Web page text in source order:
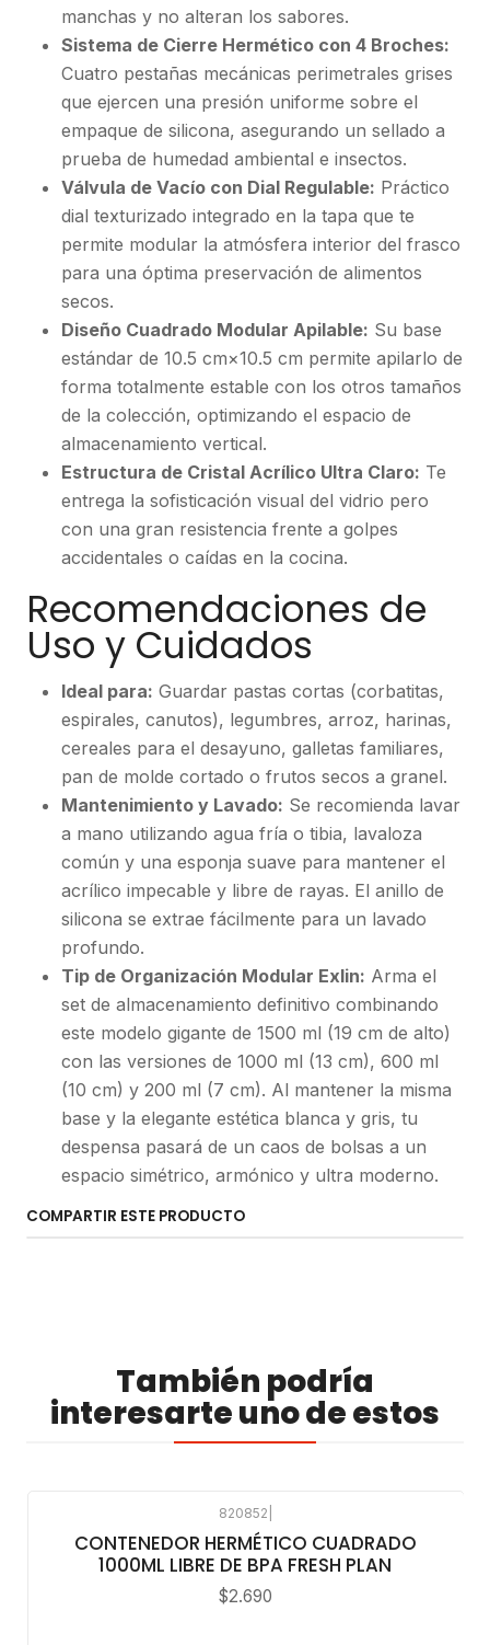
manchas y no alteran los sabores.
Sistema de Cierre Hermético con 4 Broches:
Cuatro pestañas mecánicas perimetrales grises
que ejercen una presión uniforme sobre el
empaque de silicona, asegurando un sellado a
prueba de humedad ambiental e insectos.
Válvula de Vacío con Dial Regulable: Práctico
dial texturizado integrado en la tapa que te
permite modular la atmósfera interior del frasco
para una óptima preservación de alimentos
secos.
Diseño Cuadrado Modular Apilable: Su base
estándar de 10.5 cm×10.5 cm permite apilarlo de
forma totalmente estable con los otros tamaños
de la colección, optimizando el espacio de
almacenamiento vertical.
Estructura de Cristal Acrílico Ultra Claro: Te
entrega la sofisticación visual del vidrio pero
con una gran resistencia frente a golpes
accidentales o caídas en la cocina.
Recomendaciones de
Uso y Cuidados
Ideal para: Guardar pastas cortas (corbatitas,
espirales, canutos), legumbres, arroz, harinas,
cereales para el desayuno, galletas familiares,
pan de molde cortado o frutos secos a granel.
Mantenimiento y Lavado: Se recomienda lavar
a mano utilizando agua fría o tibia, lavaloza
común y una esponja suave para mantener el
acrílico impecable y libre de rayas. El anillo de
silicona se extrae fácilmente para un lavado
profundo.
Tip de Organización Modular Exlin: Arma el
set de almacenamiento definitivo combinando
este modelo gigante de 1500 ml (19 cm de alto)
con las versiones de 1000 ml (13 cm), 600 ml
(10 cm) y 200 ml (7 cm). Al mantener la misma
base y la elegante estética blanca y gris, tu
despensa pasará de un caos de bolsas a un
espacio simétrico, armónico y ultra moderno.
COMPARTIR ESTE PRODUCTO
También podría
interesarte uno de estos
820852
CONTENEDOR HERMÉTICO CUADRADO
1000ML LIBRE DE BPA FRESH PLAN
$2.690